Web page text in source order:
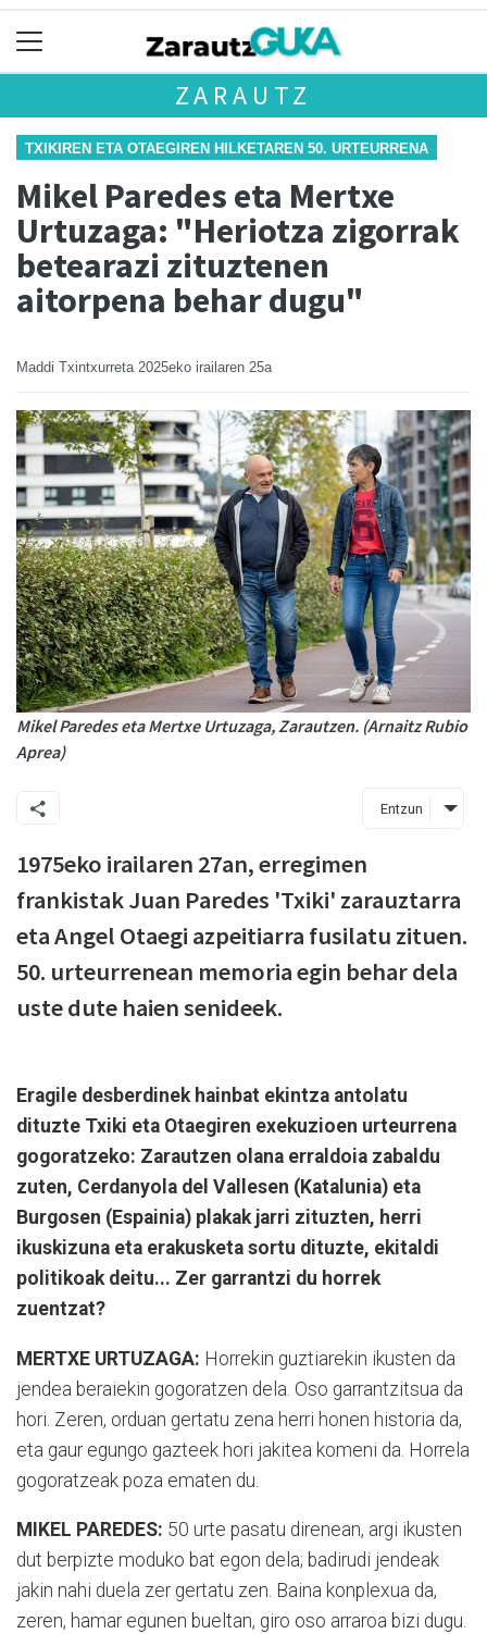
ZARAUTZ
TXIKIREN ETA OTAEGIREN HILKETAREN 50. URTEURRENA
Mikel Paredes eta Mertxe
Urtuzaga: "Heriotza zigorrak
betearazi zituztenen
aitorpena behar dugu"
Maddi Txintxurreta 2025eko irailaren 25a
Mikel Paredes eta Mertxe Urtuzaga, Zarautzen. (Arnaitz Rubio
Aprea)
Entzun
1975eko irailaren 27an, erregimen
frankistak Juan Paredes 'Txiki' zarauztarra
eta Angel Otaegi azpeitiarra fusilatu zituen.
50. urteurrenean memoria egin behar dela
uste dute haien senideek.
Eragile desberdinek hainbat ekintza antolatu
dituzte Txiki eta Otaegiren exekuzioen urteurrena
gogoratzeko: Zarautzen olana erraldoia zabaldu
zuten, Cerdanyola del Vallesen (Katalunia) eta
Burgosen (Espainia) plakak jarri zituzten, herri
ikuskizuna eta erakusketa sortu dituzte, ekitaldi
politikoak deitu... Zer garrantzi du horrek
zuentzat?
MERTXE URTUZAGA: Horrekin guztiarekin ikusten da
jendea beraiekin gogoratzen dela. Oso garrantzitsua da
hori. Zeren, orduan gertatu zena herri honen historia da,
eta gaur egungo gazteek hori jakitea komeni da. Horrela
gogoratzeak poza ematen du.
MIKEL PAREDES: 50 urte pasatu direnean, argi ikusten
dut berpizte moduko bat egon dela; badirudi jendeak
jakin nahi duela zer gertatu zen. Baina konplexua da,
zeren, hamar egunen bueltan, giro oso arraroa bizi dugu.